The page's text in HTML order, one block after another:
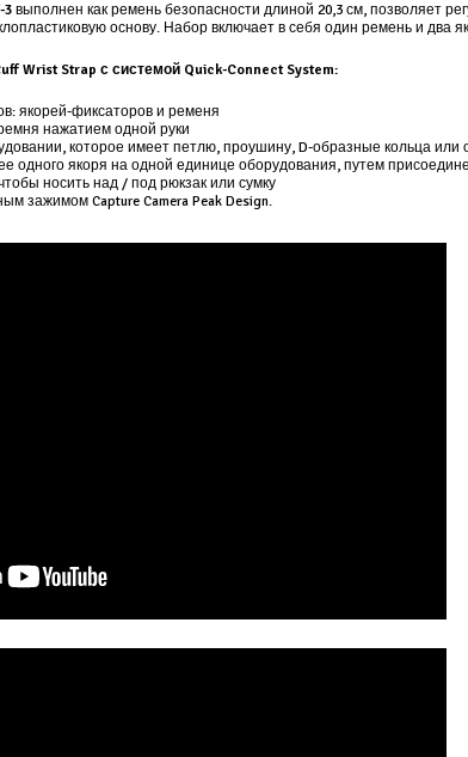
3 выполнен как ремень безопасности длиной 20,3 см, позволяет
основу. Набор включает в себя один ремень и два
Wrist Strap с системой Quick-Connect System:
якорей-фиксаторов и ременя
нажатием одной руки
которое имеет петлю, проушину, D-образные кольца или
одного якоря на одной единице оборудования, путем
носить над / под рюкзак или сумку
зажимом Capture Camera Peak Design.